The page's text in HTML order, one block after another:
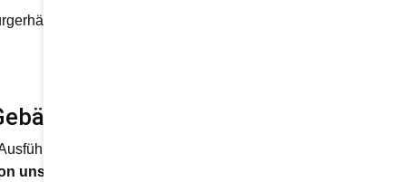
oder Hotels an,
verbinden. Sie
unserer Erfahrung